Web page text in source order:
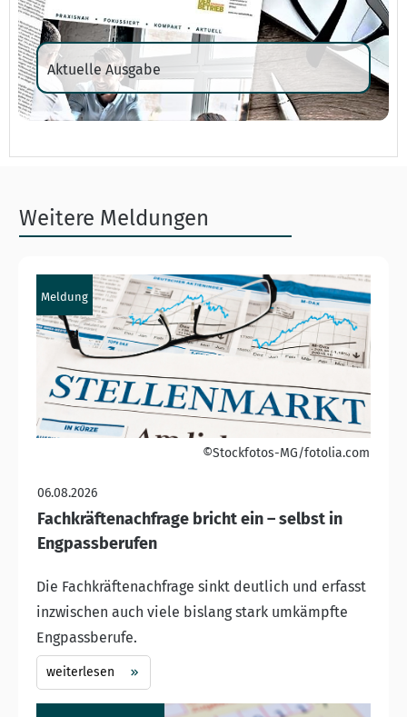
Aktuelle Ausgabe
Weitere Meldungen
Meldung
©Stockfotos-MG/fotolia.com
06.08.2026
Fachkräftenachfrage bricht ein – selbst in
Engpassberufen
Die Fachkräftenachfrage sinkt deutlich und erfasst
inzwischen auch viele bislang stark umkämpfte
Engpassberufe.
weiterlesen